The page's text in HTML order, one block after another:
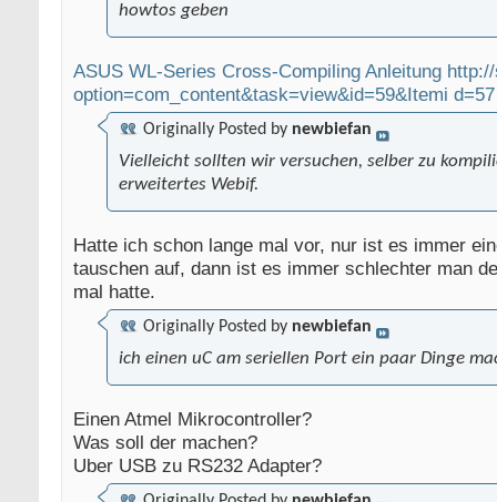
howtos geben
ASUS WL-Series Cross-Compiling Anleitung
option=com_content&task=view&id=59&Itemi d=57
Originally Posted by newbiefan
Vielleicht sollten wir versuchen, selber zu
erweitertes Webif.
Hatte ich schon lange mal vor, nur ist es immer
tauschen auf, dann ist es immer schlechter man
mal hatte.
Originally Posted by newbiefan
ich einen uC am seriellen Port ein paar Dinge
Einen Atmel Mikrocontroller?
Was soll der machen?
Uber USB zu RS232 Adapter?